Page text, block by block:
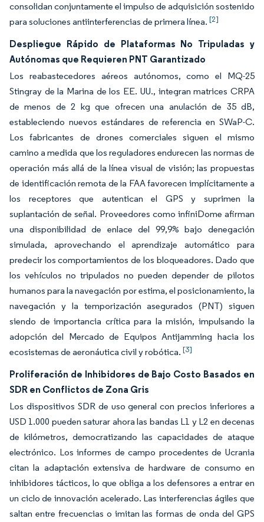
consolidan conjuntamente el impulso de adquisición sostenido
para soluciones antiinterferencias de primera línea. [2]
Despliegue Rápido de Plataformas No Tripuladas y
Autónomas que Requieren PNT Garantizado
Los reabastecedores aéreos autónomos, como el MQ-25
Stingray de la Marina de los EE. UU., integran matrices CRPA
de menos de 2 kg que ofrecen una anulación de 35 dB,
estableciendo nuevos estándares de referencia en SWaP-C.
Los fabricantes de drones comerciales siguen el mismo
camino a medida que los reguladores endurecen las normas de
operación más allá de la línea visual de visión; las propuestas
de identificación remota de la FAA favorecen implícitamente a
los receptores que autentican el GPS y suprimen la
suplantación de señal. Proveedores como infiniDome afirman
una disponibilidad de enlace del 99,9% bajo denegación
simulada, aprovechando el aprendizaje automático para
predecir los comportamientos de los bloqueadores. Dado que
los vehículos no tripulados no pueden depender de pilotos
humanos para la navegación por estima, el posicionamiento, la
navegación y la temporización asegurados (PNT) siguen
siendo de importancia crítica para la misión, impulsando la
adopción del Mercado de Equipos Antijamming hacia los
ecosistemas de aeronáutica civil y robótica. [3]
Proliferación de Inhibidores de Bajo Costo Basados en
SDR en Conflictos de Zona Gris
Los dispositivos SDR de uso general con precios inferiores a
USD 1.000 pueden saturar ahora las bandas L1 y L2 en decenas
de kilómetros, democratizando las capacidades de ataque
electrónico. Los informes de campo procedentes de Ucrania
citan la adaptación extensiva de hardware de consumo en
inhibidores tácticos, lo que obliga a los defensores a entrar en
un ciclo de innovación acelerado. Las interferencias ágiles que
saltan entre frecuencias o imitan las formas de onda del GPS